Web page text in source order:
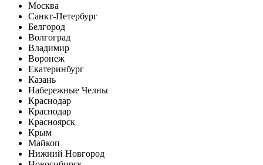
Москва
Санкт-Петербург
Белгород
Волгоград
Владимир
Воронеж
Екатеринбург
Казань
Набережные Челны
Краснодар
Краснодар
Красноярск
Крым
Майкоп
Нижний Новгород